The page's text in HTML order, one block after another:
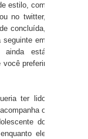
estilo, com
no twitter,
concluída,
em
ainda está
preferir
ter lido
o
do
ele